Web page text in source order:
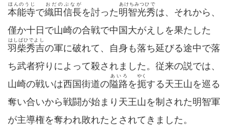
本能寺
ほんのうじ
で織田信長
おだのぶなが
を討った明智光秀
あけちみつひで
は、それから、
僅か十日で山崎の合戦で中国大がえしを果たした
羽柴秀吉
はしばひでよし
の軍に破れて、自身も落ち延びる途中で落
ち武者狩りによって殺されました。従来の説では、
山崎の戦いは西国街道の隘路
あいろ
を扼
やく
する天王山を巡る
奪い合いから戦闘が始まり天王山を制された明智軍
が主導権を奪われ敗れたとされてきました。